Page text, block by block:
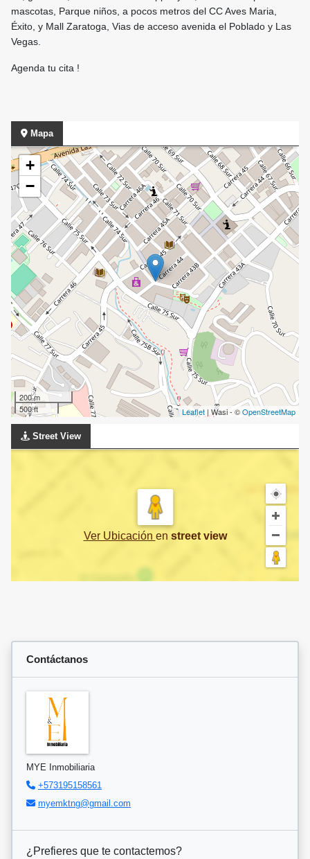
mascotas, Parque niños, a pocos metros del CC Aves Maria,
Éxito, y Mall Zaratoga, Vias de acceso avenida el Poblado y Las
Vegas.
Agenda tu cita !
Mapa
+
−
200 m
500 ft
Leaflet | Wasi - ©OpenStreetMap
Street View
Ver Ubicación en street view
Contáctanos
MYE Inmobiliaria
+573195158561
myemktng@gmail.com
¿Prefieres que te contactemos?